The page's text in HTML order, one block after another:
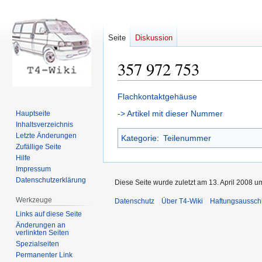
357 972 753
Zur
Navigation
Zur
Suche
Flachkontaktgehäuse
-> Artikel mit dieser Nummer
Kategorie: Teilenummer
Seite Diskussion
Hauptseite
Inhaltsverzeichnis
Letzte Änderungen
Zufällige Seite
Hilfe
Impressum
Datenschutzerklärung
Werkzeuge
Links auf diese Seite
Änderungen an
verlinkten Seiten
Spezialseiten
Permanenter Link
Diese Seite wurde zuletzt am 13. April 2008
Datenschutz Über T4-Wiki